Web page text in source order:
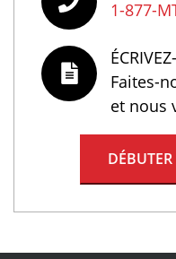
1-877-
Faites-
et nous